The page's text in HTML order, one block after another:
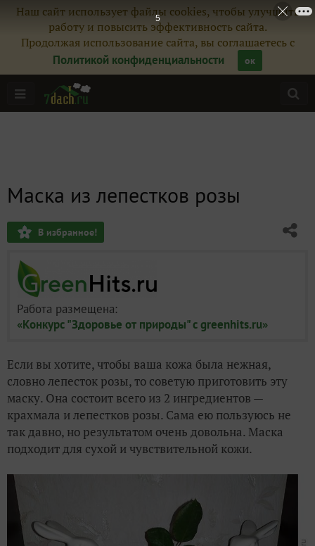
Наш сайт использует файлы cookies, чтобы улучшить
работу и повысить эффективность сайта.
Продолжая использование сайта, вы соглашаетесь с
Политикой конфиденциальности
ок
Маска из лепестков розы
В избранное!
Работа размещена:
«Конкурс "Здоровье от природы" с greenhits.ru»
Если вы хотите, чтобы ваша кожа была нежная,
словно лепесток розы, то советую приготовить эту
маску. Она состоит всего из 2 ингредиентов —
крахмала и лепестков розы. Сама ею пользуюсь не
так давно, но результатом очень довольна. Маска
подходит для сухой и чувствительной кожи.
4